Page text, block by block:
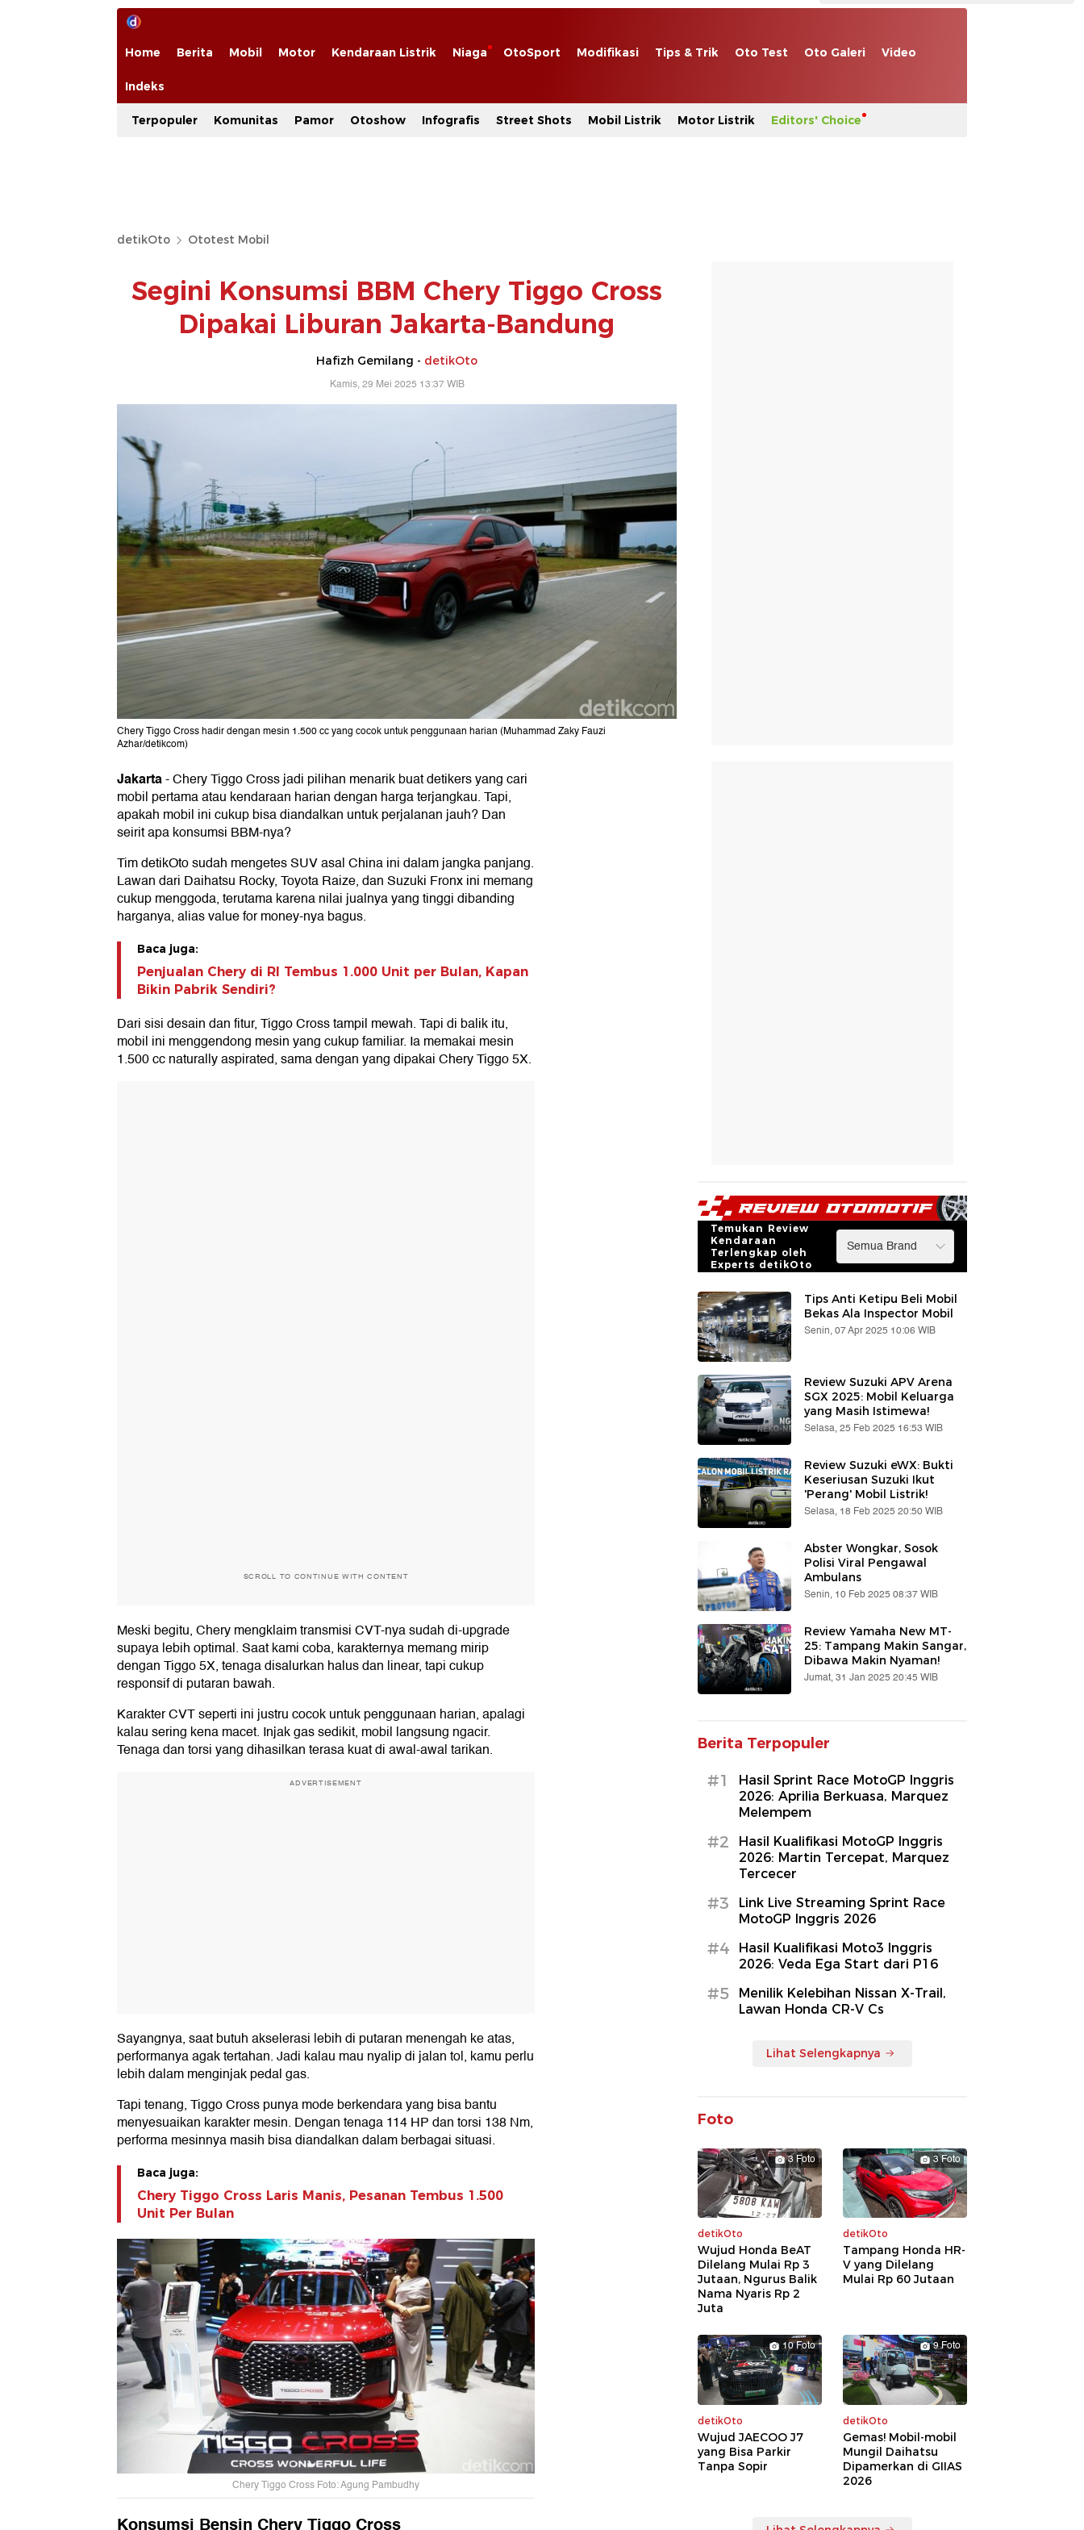
Home Berita Mobil Motor Kendaraan Listrik Niaga OtoSport Modifikasi Tips & Trik Oto Test Oto Galeri Video
Indeks
Terpopuler Komunitas Pamor Otoshow Infografis Street Shots Mobil Listrik Motor Listrik Editors' Choice
detikOto Ototest Mobil
Segini Konsumsi BBM Chery Tiggo Cross
Dipakai Liburan Jakarta-Bandung
Hafizh Gemilang - detikOto
Kamis, 29 Mei 2025 13:37 WIB
Chery Tiggo Cross hadir dengan mesin 1.500 cc yang cocok untuk penggunaan harian (Muhammad Zaky Fauzi
Azhar/detikcom)
Jakarta-Chery Tiggo Cross jadi pilihan menarik buat detikers yang cari
mobil pertama atau kendaraan harian dengan harga terjangkau. Tapi,
apakah mobil ini cukup bisa diandalkan untuk perjalanan jauh? Dan
seirit apa konsumsi BBM-nya?
Tim detikOto sudah mengetes SUV asal China ini dalam jangka panjang.
Lawan dari Daihatsu Rocky, Toyota Raize, dan Suzuki Fronx ini memang
cukup menggoda, terutama karena nilai jualnya yang tinggi dibanding
harganya, alias value for money-nya bagus.
Baca juga:
Penjualan Chery di RI Tembus 1.000 Unit per Bulan, Kapan
Bikin Pabrik Sendiri?
Dari sisi desain dan fitur, Tiggo Cross tampil mewah. Tapi di balik itu,
mobil ini menggendong mesin yang cukup familiar. Ia memakai mesin
1.500 cc naturally aspirated, sama dengan yang dipakai Chery Tiggo 5X.
SCROLL TO CONTINUE WITH CONTENT
Meski begitu, Chery mengklaim transmisi CVT-nya sudah di-upgrade
supaya lebih optimal. Saat kami coba, karakternya memang mirip
dengan Tiggo 5X, tenaga disalurkan halus dan linear, tapi cukup
responsif di putaran bawah.
Karakter CVT seperti ini justru cocok untuk penggunaan harian, apalagi
kalau sering kena macet. Injak gas sedikit, mobil langsung ngacir.
Tenaga dan torsi yang dihasilkan terasa kuat di awal-awal tarikan.
ADVERTISEMENT
Sayangnya, saat butuh akselerasi lebih di putaran menengah ke atas,
performanya agak tertahan. Jadi kalau mau nyalip di jalan tol, kamu perlu
lebih dalam menginjak pedal gas.
Tapi tenang, Tiggo Cross punya mode berkendara yang bisa bantu
menyesuaikan karakter mesin. Dengan tenaga 114 HP dan torsi 138 Nm,
performa mesinnya masih bisa diandalkan dalam berbagai situasi.
Baca juga:
Chery Tiggo Cross Laris Manis, Pesanan Tembus 1.500
Unit Per Bulan
Chery Tiggo Cross Foto: Agung Pambudhy
Temukan Review
Kendaraan
Terlengkap oleh
Experts detikOto
Tips Anti Ketipu Beli Mobil
Bekas Ala Inspector Mobil
Senin, 07 Apr 2025 10:06 WIB
Review Suzuki APV Arena
SGX 2025: Mobil Keluarga
yang Masih Istimewa!
Selasa, 25 Feb 2025 16:53 WIB
Review Suzuki eWX: Bukti
Keseriusan Suzuki Ikut
'Perang' Mobil Listrik!
Selasa, 18 Feb 2025 20:50 WIB
Abster Wongkar, Sosok
Polisi Viral Pengawal
Ambulans
Senin, 10 Feb 2025 08:37 WIB
Review Yamaha New MT-
25: Tampang Makin Sangar,
Dibawa Makin Nyaman!
Jumat, 31 Jan 2025 20:45 WIB
Berita Terpopuler
#1
Hasil Sprint Race MotoGP Inggris
2026: Aprilia Berkuasa, Marquez
Melempem
#2
Hasil Kualifikasi MotoGP Inggris
2026: Martin Tercepat, Marquez
Tercecer
#3
Link Live Streaming Sprint Race
MotoGP Inggris 2026
#4
Hasil Kualifikasi Moto3 Inggris
2026: Veda Ega Start dari P16
#5
Menilik Kelebihan Nissan X-Trail,
Lawan Honda CR-V Cs
Lihat Selengkapnya
Foto
3 Foto
detikOto
Wujud Honda BeAT
Dilelang Mulai Rp 3
Jutaan, Ngurus Balik
Nama Nyaris Rp 2
Juta
3 Foto
detikOto
Tampang Honda HR-
V yang Dilelang
Mulai Rp 60 Jutaan
10 Foto
detikOto
Wujud JAECOO J7
yang Bisa Parkir
Tanpa Sopir
9 Foto
detikOto
Gemas! Mobil-mobil
Mungil Daihatsu
Dipamerkan di GIIAS
2026